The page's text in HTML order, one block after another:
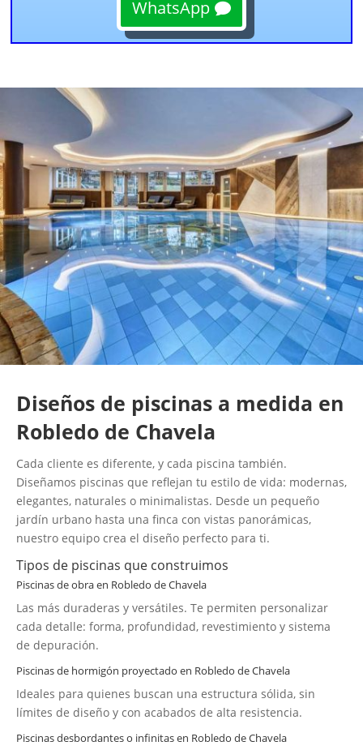
WhatsApp
Diseños de piscinas a medida en
Robledo de Chavela
Cada cliente es diferente, y cada piscina también.
Diseñamos piscinas que reflejan tu estilo de vida: modernas,
elegantes, naturales o minimalistas. Desde un pequeño
jardín urbano hasta una finca con vistas panorámicas,
nuestro equipo crea el diseño perfecto para ti.
Tipos de piscinas que construimos
Piscinas de obra en Robledo de Chavela
Las más duraderas y versátiles. Te permiten personalizar
cada detalle: forma, profundidad, revestimiento y sistema
de depuración.
Piscinas de hormigón proyectado en Robledo de Chavela
Ideales para quienes buscan una estructura sólida, sin
límites de diseño y con acabados de alta resistencia.
Piscinas desbordantes o infinitas en Robledo de Chavela